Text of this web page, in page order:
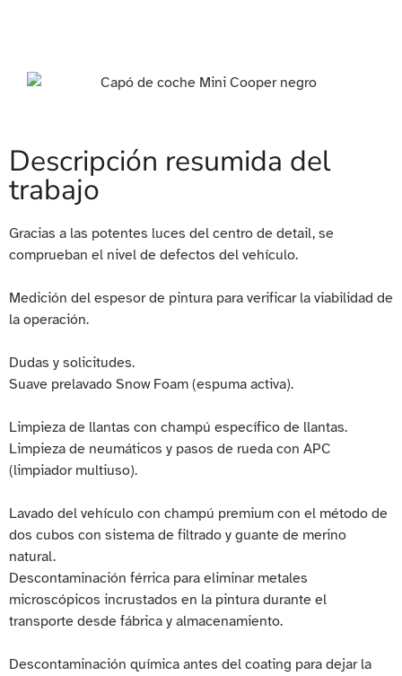
Descripción resumida del
trabajo
Gracias a las potentes luces del centro de detail, se
comprueban el nivel de defectos del vehículo.
Medición del espesor de pintura para verificar la viabilidad de
la operación.
Dudas y solicitudes.
Suave prelavado Snow Foam (espuma activa).
Limpieza de llantas con champú específico de llantas.
Limpieza de neumáticos y pasos de rueda con APC
(limpiador multiuso).
Lavado del vehículo con champú premium con el método de
dos cubos con sistema de filtrado y guante de merino
natural.
Descontaminación férrica para eliminar metales
microscópicos incrustados en la pintura durante el
transporte desde fábrica y almacenamiento.
Descontaminación química antes del coating para dejar la